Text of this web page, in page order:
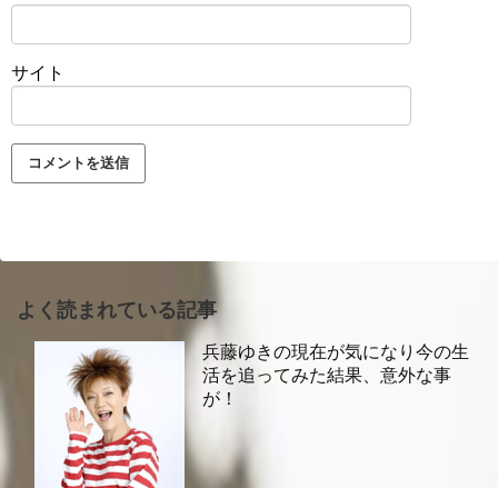
サイト
よく読まれている記事
兵藤ゆきの現在が気になり今の生
活を追ってみた結果、意外な事
が！